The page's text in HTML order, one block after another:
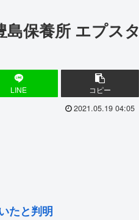
保養所 エプスタ
LINE コピー
2021.05.19 04:05
たと判明